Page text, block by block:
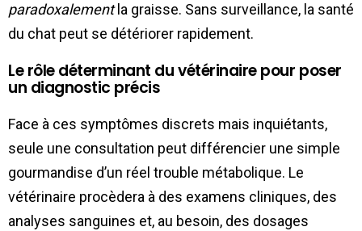
paradoxalementla graisse. Sans surveillance, la santé
du chat peut se détériorer rapidement.
Le rôle déterminant du vétérinaire pour poser
un diagnostic précis
Face à ces symptômes discrets mais inquiétants,
seule une consultation peut différencier une simple
gourmandise d’un réel trouble métabolique. Le
vétérinaire procèdera à des examens cliniques, des
analyses sanguines et, au besoin, des dosages